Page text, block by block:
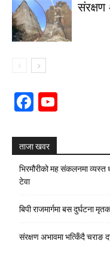
संरक्षण
Facebook
ताजा खवर
भिरमौरीको मह संकलनमा व्यस्त
टेवा
बिपी राजमार्गमा बस दुर्घटना
संरक्षण अभावमा भत्किँदै चराङ